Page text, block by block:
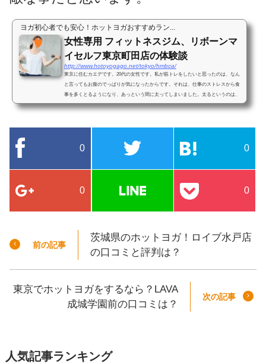
ヨガ初心者でも安心！ホットヨガおすすめラン...
女性専用 フィットネスジム、リボーンマ
イセルフ東京町田店の体験談
http://www.hotoyogago.net/tokyo/hmbca/
東京に住むカエデです。20代の女性です。私が筋トレをしたいと思ったのは、なん
と言ってもお腹のでっぱりが気になったからです。それは、仕事のストレスから食
事を多くとるようになり、あっという間に太ってしまいました。太るというのは、
以前は腹部が太ることはあ...
0 0
0 0
前の記事
茨城県のホットヨガ！ロイブ水戸店
の口コミと評判は？
次の記事
東京でホットヨガをするなら？LAVA
成城学園前の口コミは？
人気記事ランキング